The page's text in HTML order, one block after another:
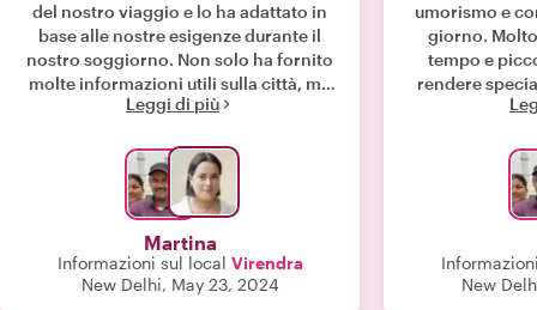
del nostro viaggio e lo ha adattato in
base alle nostre esigenze durante il
nostro soggiorno. Non solo ha fornito
molte informazioni utili sulla città, ma
ci ha fatto scoprire la sua cultura con
strada e visite ai templi. È stato
disponibile a rispondere a tutte le
nostre domande e ha sempre avuto in
mente il nostro benessere. È
contagiosamente allegro e non
potevamo scegliere la guida migliore!
Lo sceglieremo sicuramente di nuovo
Leggi di più
Martina
Informazioni sul local Virendra
New Delhi, May 23, 2024
umorismo e
giorno.
tempo e
rendere
New